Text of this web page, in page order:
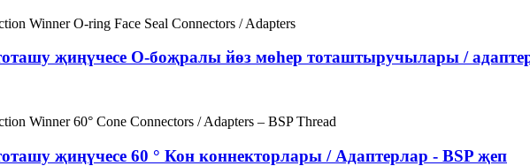
җиңүчесе О-боҗралы йөз мөһер тоташтыручылары /
җиңүчесе 60 ° Кон коннекторлары / Адаптерлар - BSP җеп